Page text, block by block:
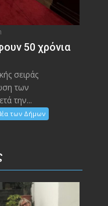
50 χρόνια
σειράς
των
την...
των Δήμων